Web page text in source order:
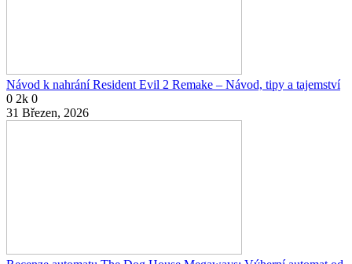
Návod k nahrání Resident Evil 2 Remake – Návod, tipy a tajemství
0 2k 0
31 Březen, 2026